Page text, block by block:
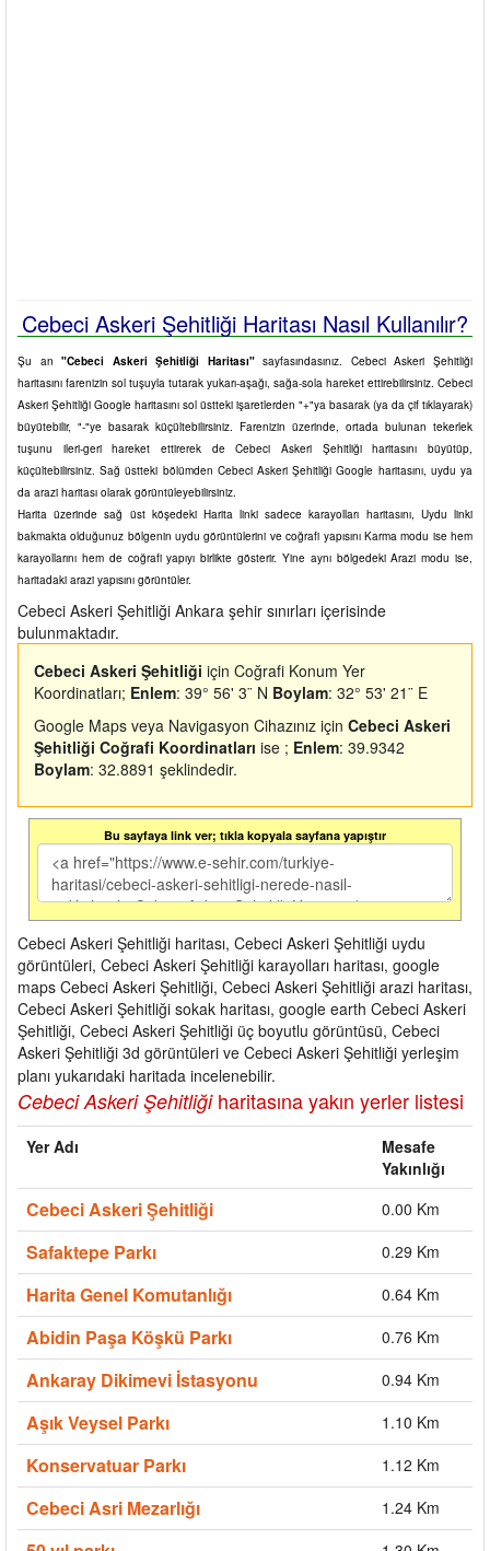
Cebeci Askeri Şehitliği Haritası Nasıl Kullanılır?
Şu an"Cebeci Askeri Şehitliği Haritası"sayfasındasınız. Cebeci Askeri Şehitliği
haritasını farenizin sol tuşuyla tutarak yukarı-aşağı, sağa-sola hareket ettirebilirsiniz. Cebeci
Askeri Şehitliği Google haritasını sol üstteki işaretlerden "+"ya basarak (ya da çif tıklayarak)
büyütebilir, "-"ye basarak küçültebilirsiniz. Farenizin üzerinde, ortada bulunan tekerlek
tuşunu ileri-geri hareket ettirerek de Cebeci Askeri Şehitliği haritasını büyütüp,
küçültebilirsiniz. Sağ üstteki bölümden Cebeci Askeri Şehitliği Google haritasını, uydu ya
da arazi haritası olarak görüntüleyebilirsiniz.
Harita üzerinde sağ üst köşedeki Harita linki sadece karayolları haritasını, Uydu linki
bakmakta olduğunuz bölgenin uydu görüntülerini ve coğrafi yapısını Karma modu ise hem
karayollarını hem de coğrafi yapıyı birlikte gösterir. Yine aynı bölgedeki Arazi modu ise,
haritadaki arazi yapısını görüntüler.
Cebeci Askeri Şehitliği Ankara şehir sınırları içerisinde
bulunmaktadır.
Cebeci Askeri Şehitliği için Coğrafi Konum Yer
Koordinatları; Enlem: 39° 56' 3¨ N Boylam: 32° 53' 21¨ E
Google Maps veya Navigasyon Cihazınız için Cebeci Askeri
Şehitliği Coğrafi Koordinatları ise ; Enlem: 39.9342
Boylam: 32.8891 şeklindedir.
Bu sayfaya link ver; tıkla kopyala sayfana yapıştır
Cebeci Askeri Şehitliği haritası, Cebeci Askeri Şehitliği uydu
görüntüleri, Cebeci Askeri Şehitliği karayolları haritası, google
maps Cebeci Askeri Şehitliği, Cebeci Askeri Şehitliği arazi haritası,
Cebeci Askeri Şehitliği sokak haritası, google earth Cebeci Askeri
Şehitliği, Cebeci Askeri Şehitliği üç boyutlu görüntüsü, Cebeci
Askeri Şehitliği 3d görüntüleri ve Cebeci Askeri Şehitliği yerleşim
planı yukarıdaki haritada incelenebilir.
Cebeci Askeri Şehitliğiharitasına yakın yerler listesi
Yer Adı
Mesafe
Yakınlığı
Cebeci Askeri Şehitliği 0.00 Km
Safaktepe Parkı 0.29 Km
Harita Genel Komutanlığı 0.64 Km
Abidin Paşa Köşkü Parkı 0.76 Km
Ankaray Dikimevi İstasyonu 0.94 Km
Aşık Veysel Parkı 1.10 Km
Konservatuar Parkı 1.12 Km
Cebeci Asri Mezarlığı 1.24 Km